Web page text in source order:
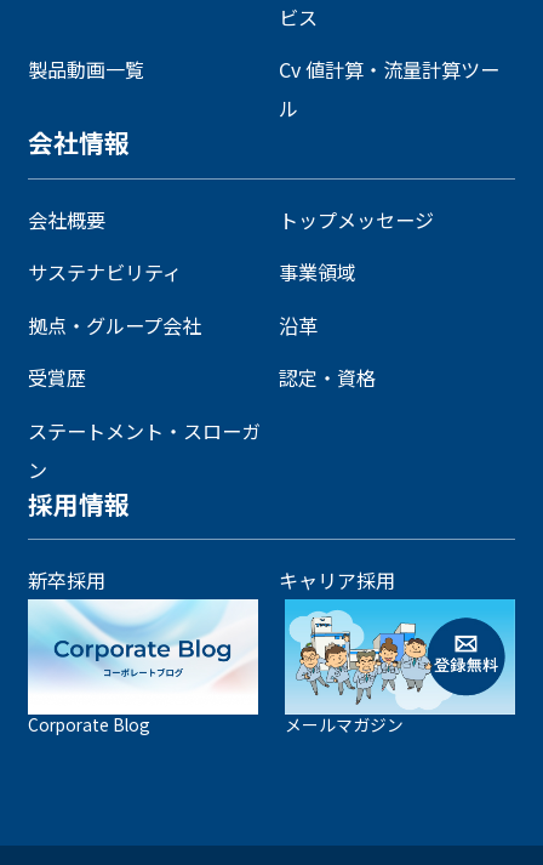
ビス
製品動画一覧
Cv 値計算・流量計算ツー
ル
会社情報
会社概要
トップメッセージ
サステナビリティ
事業領域
拠点・グループ会社
沿革
受賞歴
認定・資格
ステートメント・スローガ
ン
採用情報
新卒採用 キャリア採用
Corporate Blog メールマガジン